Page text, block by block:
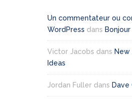
Un commentateur ou
WordPress dans
Victor Jacobs dans New
Ideas
Jordan Fuller dans Dave